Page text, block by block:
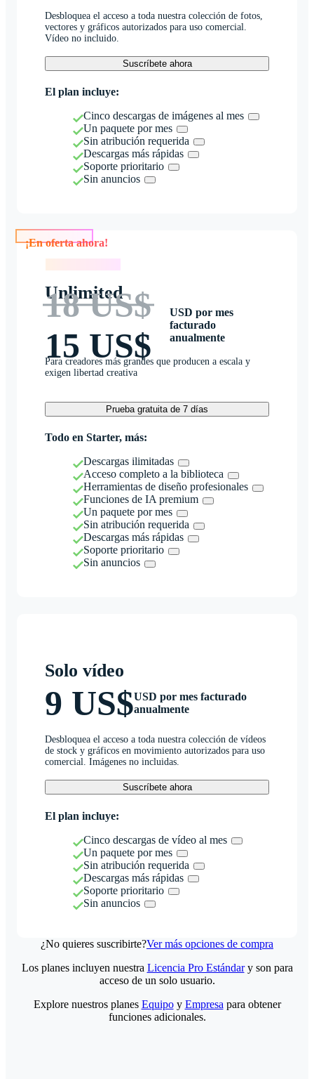
Desbloquea el acceso a toda nuestra colección de fotos,
vectores y gráficos autorizados para uso comercial.
Vídeo no incluido.
Suscríbete ahora
El plan incluye:
Cinco descargas de imágenes al mes
Un paquete por mes
Sin atribución requerida
Descargas más rápidas
Soporte prioritario
Sin anuncios
Unlimited
18 US$
15 US$
USD por mes
facturado
anualmente
Para creadores más grandes que producen a escala y
exigen libertad creativa
Prueba gratuita de 7 días
Todo en Starter, más:
Descargas ilimitadas
Acceso completo a la biblioteca
Herramientas de diseño profesionales
Funciones de IA premium
Un paquete por mes
Sin atribución requerida
Descargas más rápidas
Soporte prioritario
Sin anuncios
Solo vídeo
9 US$USD por mes facturado
anualmente
Desbloquea el acceso a toda nuestra colección de vídeos
de stock y gráficos en movimiento autorizados para uso
comercial. Imágenes no incluidas.
Suscríbete ahora
El plan incluye:
Cinco descargas de vídeo al mes
Un paquete por mes
Sin atribución requerida
Descargas más rápidas
Soporte prioritario
Sin anuncios
¿No quieres suscribirte?Ver más opciones de compra
Los planes incluyen nuestra Licencia Pro Estándary son para
acceso de un solo usuario.
Explore nuestros planes Equipoy Empresa para obtener
funciones adicionales.